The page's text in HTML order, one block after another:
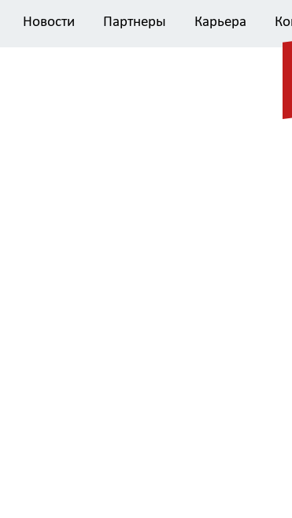
Новости Партнеры Карьера